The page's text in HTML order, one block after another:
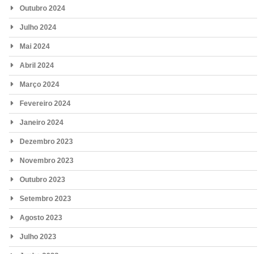
Outubro 2024
Julho 2024
Mai 2024
Abril 2024
Março 2024
Fevereiro 2024
Janeiro 2024
Dezembro 2023
Novembro 2023
Outubro 2023
Setembro 2023
Agosto 2023
Julho 2023